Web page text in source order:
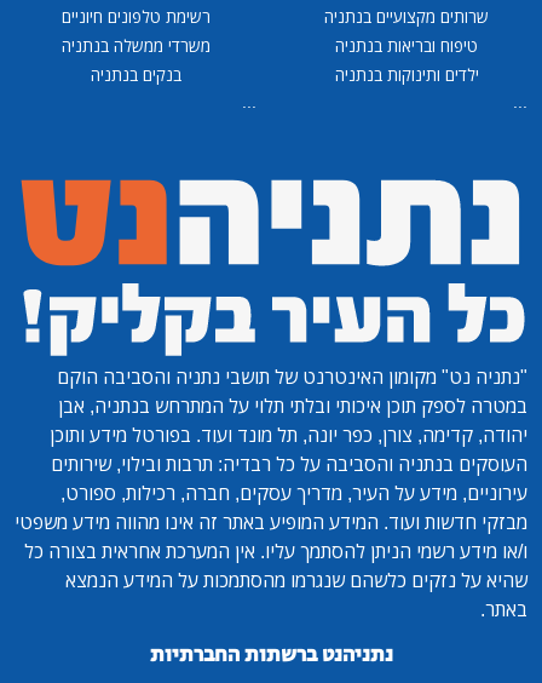
שרותים מקצועיים בנתניה
טיפוח ובריאות בנתניה
ילדים ותינוקות בנתניה
...
רשימת טלפונים חיוניים
משרדי ממשלה בנתניה
בנקים בנתניה
...
"נתניה נט" מקומון האינטרנט של תושבי נתניה והסביבה הוקם
במטרה לספק תוכן איכותי ובלתי תלוי על המתרחש בנתניה, אבן
יהודה, קדימה, צורן, כפר יונה, תל מונד ועוד. בפורטל מידע ותוכן
העוסקים בנתניה והסביבה על כל רבדיה: תרבות ובילוי, שירותים
עירוניים, מידע על העיר, מדריך עסקים, חברה, רכילות, ספורט,
מבזקי חדשות ועוד. המידע המופיע באתר זה אינו מהווה מידע משפטי
ו/או מידע רשמי הניתן להסתמך עליו. אין המערכת אחראית בצורה כל
שהיא על נזקים כלשהם שנגרמו מהסתמכות על המידע הנמצא
באתר.
נתניהנט ברשתות החברתיות